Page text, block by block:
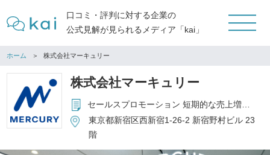
口コミ・評判に対する企業の
公式見解が見られるメディア「kai」
ホーム 株式会社マーキュリー
株式会社マーキュリー
セールスプロモーション 短期的な売上増加だけでなく、長期的なブランド価値の向上を通じて、新規顧客の獲得や顧客ロイヤルティの向上をサポートします。 エデュケーション 専門学校や日本語教育を通じて個人やコミュニティの発展に寄与し、未来の価値ある人材を育てます。 エンターテインメント 大人から子供まで、夢と冒険を追求する人々に驚きと感動の体験を提供します。 キッズテーマパークや劇場など幅広く運営しています。 アウトソーシング 部分的な業務から中長期的なBPOまで、バックオフィス業務にとどまらないコンタクトセンターや多様な事務局など、用途に合わせたサポートを提供します。 通信制高等学校 学生それぞれが持つ個を大切にしたいという想いから、自由度の高い「通信制」に着目し、精華学園の分校として現在は北海道・新潟・東京（2校）・神奈川・千葉（2校）・沖縄に8校を運営。
東京都新宿区西新宿1-26-2 新宿野村ビル 23
階